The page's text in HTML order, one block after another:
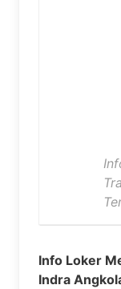
Info Loker
Indra